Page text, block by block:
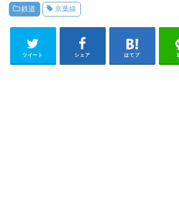
鉄道 京葉線
ツイート シェア はてブ